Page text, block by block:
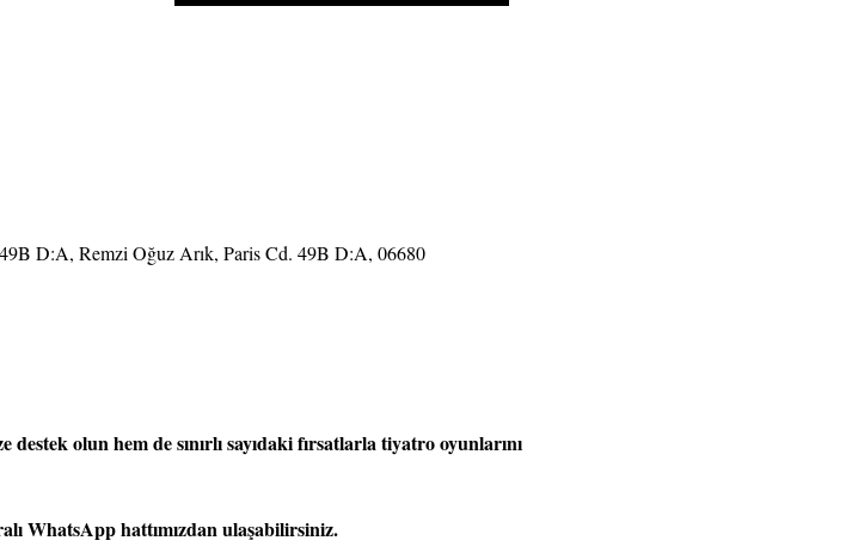
D:A, Remzi Oğuz Arık, Paris Cd. 49B D:A, 06680
olun hem de sınırlı sayıdaki fırsatlarla tiyatro oyunlarını
WhatsApp hattımızdan ulaşabilirsiniz.